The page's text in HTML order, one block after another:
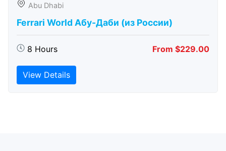
Abu Dhabi
Ferrari World Абу-Даби (из России)
8 Hours From $229.00
View Details